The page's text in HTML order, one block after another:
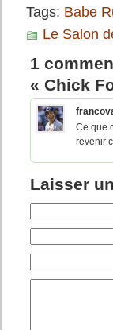
Tags: Babe
Le Salon
1
« Chick
Ce que
revenir
Laisser